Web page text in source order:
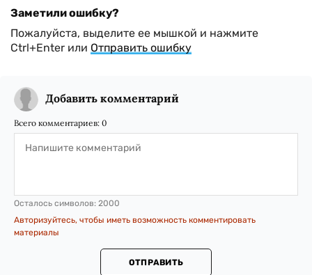
Заметили ошибку?
Пожалуйста, выделите ее мышкой и нажмите
Ctrl+Enter или Отправить ошибку
Добавить комментарий
Всего комментариев: 0
Осталось символов: 2000
Авторизуйтесь, чтобы иметь возможность комментировать
материалы
ОТПРАВИТЬ